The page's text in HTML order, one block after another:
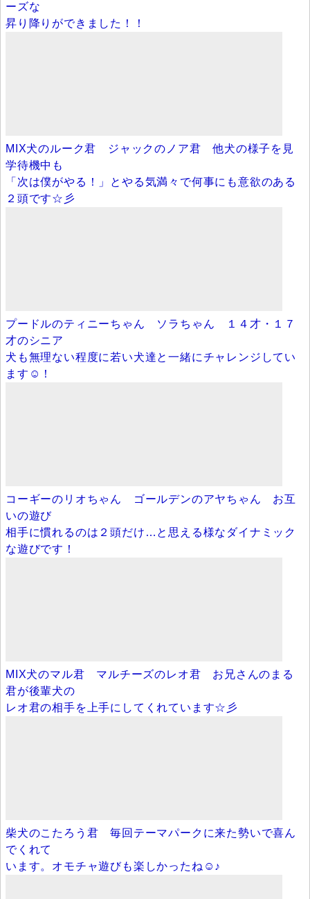
ーズな
昇り降りができました！！
MIX犬のルーク君 ジャックのノア君 他犬の様子を見
学待機中も
「次は僕がやる！」とやる気満々で何事にも意欲のある
２頭です☆彡
プードルのティニーちゃん ソラちゃん １４才・１７
才のシニア
犬も無理ない程度に若い犬達と一緒にチャレンジしてい
ます☺！
コーギーのリオちゃん ゴールデンのアヤちゃん お互
いの遊び
相手に慣れるのは２頭だけ…と思える様なダイナミック
な遊びです！
MIX犬のマル君 マルチーズのレオ君 お兄さんのまる
君が後輩犬の
レオ君の相手を上手にしてくれています☆彡
柴犬のこたろう君 毎回テーマパークに来た勢いで喜ん
でくれて
います。オモチャ遊びも楽しかったね☺♪